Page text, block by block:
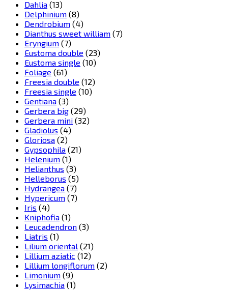
Dahlia (13)
Delphinium (8)
Dendrobium (4)
Dianthus sweet william (7)
Eryngium (7)
Eustoma double (23)
Eustoma single (10)
Foliage (61)
Freesia double (12)
Freesia single (10)
Gentiana (3)
Gerbera big (29)
Gerbera mini (32)
Gladiolus (4)
Gloriosa (2)
Gypsophila (21)
Helenium (1)
Helianthus (3)
Helleborus (5)
Hydrangea (7)
Hypericum (7)
Iris (4)
Kniphofia (1)
Leucadendron (3)
Liatris (1)
Lilium oriental (21)
Lillium aziatic (12)
Lillium longiflorum (2)
Limonium (9)
Lysimachia (1)